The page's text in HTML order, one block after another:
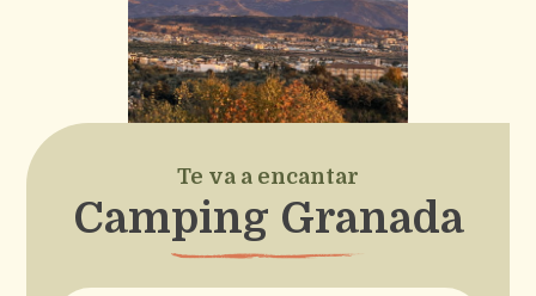
Te va a encantar
Camping Granada